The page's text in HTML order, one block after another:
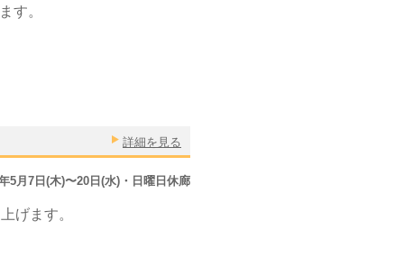
す。
詳細を見る
5月7日(木)〜20日(水)・日曜日休廊
げます。